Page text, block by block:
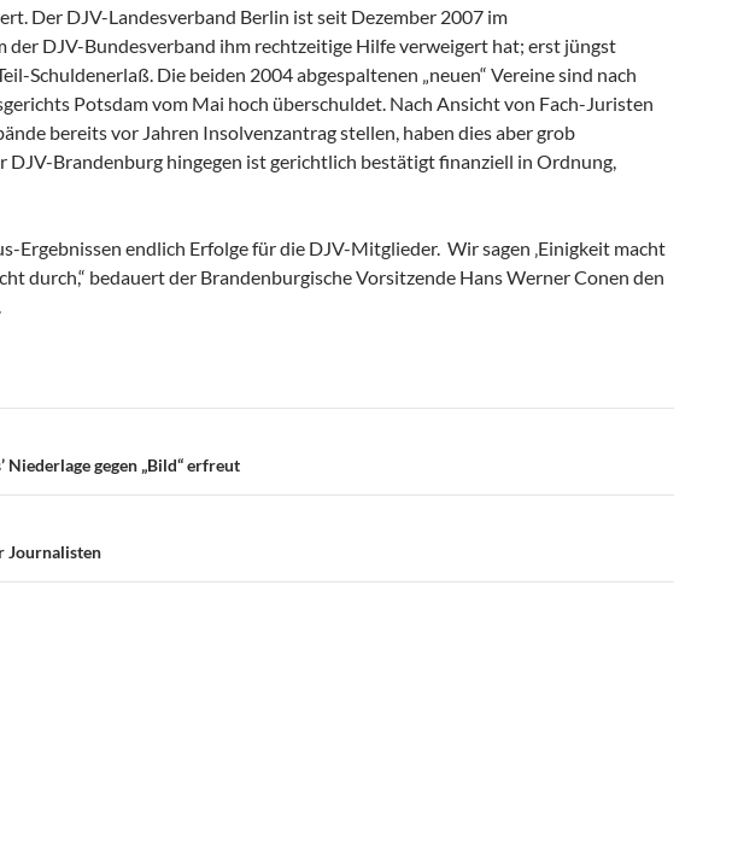
Der DJV-Landesverband Berlin ist seit Dezember 2007 im
der DJV-Bundesverband ihm rechtzeitige Hilfe verweigert hat; erst jüngst
Schuldenerlaß. Die beiden 2004 abgespaltenen „neuen“ Vereine sind nach
Potsdam vom Mai hoch überschuldet. Nach Ansicht von Fach-Juristen
bereits vor Jahren Insolvenzantrag stellen, haben dies aber grob
DJV-Brandenburg hingegen ist gerichtlich bestätigt finanziell in Ordnung,
Ergebnissen endlich Erfolge für die DJV-Mitglieder. Wir sagen ‚Einigkeit macht
durch,“ bedauert der Brandenburgische Vorsitzende Hans Werner Conen den
Niederlage gegen „Bild“ erfreut
Journalisten